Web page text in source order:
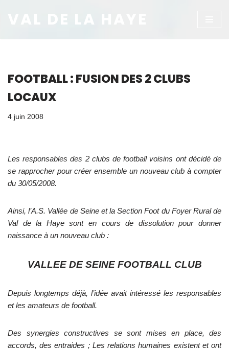
VAL DE LA HAYE
FOOTBALL : FUSION DES 2 CLUBS
LOCAUX
4 juin 2008
Les responsables des 2 clubs de football voisins ont décidé de
se rapprocher pour créer ensemble un nouveau club à compter
du 30/05/2008.
Ainsi, l’A.S. Vallée de Seine et la Section Foot du Foyer Rural de
Val de la Haye sont en cours de dissolution pour donner
naissance à un nouveau club :
VALLEE DE SEINE FOOTBALL CLUB
Depuis longtemps déjà, l’idée avait intéressé les responsables
et les amateurs de football.
Des synergies constructives se sont mises en place, des
accords, des entraides ; Les relations humaines existent et ont